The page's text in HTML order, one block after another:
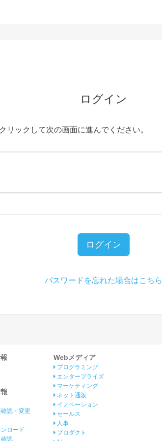
ログイン
ックして次の画面に進んでください。
ログイン
パスワードを忘れた場合はこちら
認・変更
ロード
認
Webメディア
プログラミング
エンタープライズ
マーケティング
ネット通販
イノベーション
セールス
人事
プロダクト